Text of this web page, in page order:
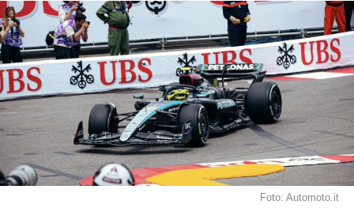
Foto: Automoto.it